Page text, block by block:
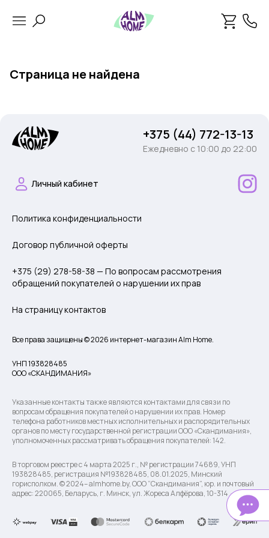
Страница не найдена
+375 (44) 772-13-13
Ежедневно c 10:00 до 22:00
Личный кабинет
Политика конфиденциальности
Договор публичной оферты
+375 (29) 278-58-38 — По вопросам рассмотрения
обращений покупателей о нарушении их прав
На страницу контактов
Все права защищены © 2026 интернет-магазин Alm Home.
УНП 193828485
ООО «СКАНДИМАНИЯ»
Указанные контакты также являются контактами для связи по
вопросам обращения покупателей о нарушении их прав. Номер
телефона работников местных исполнительных и распорядительных
органов по месту государственной регистрации ООО «Скандимания»,
уполномоченных рассматривать обращения покупателей: 142.
В торговом реестре с 4 марта 2025 г., № регистрации 74689, УНП
193828485, регистрация №193828485, 08.01.2025, Минский
горисполком. © 2024– almhome.by, ООО “Скандимания”, юр. и почтовый
адрес: 220065, Беларусь, г. Минск, ул. Жореса Алфёрова, 10-314